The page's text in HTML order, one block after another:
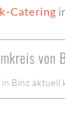
Catering
von
Binz aktuell